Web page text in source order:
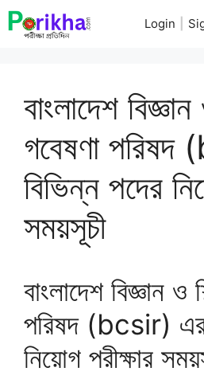
Skip
to
Login
বাংলাদেশ
গবেষণা
বিভিন্ন পদের
সময়সূচী
বাংলাদেশ বিজ্ঞান ও
পরিষদ (bcsir) এর
নিয়োগ পরীক্ষার